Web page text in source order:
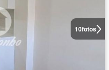
10fotos